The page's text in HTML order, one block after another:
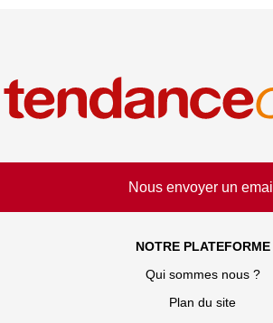
Nous envoyer un email
NOTRE PLATEFORME
Qui sommes nous ?
Plan du site